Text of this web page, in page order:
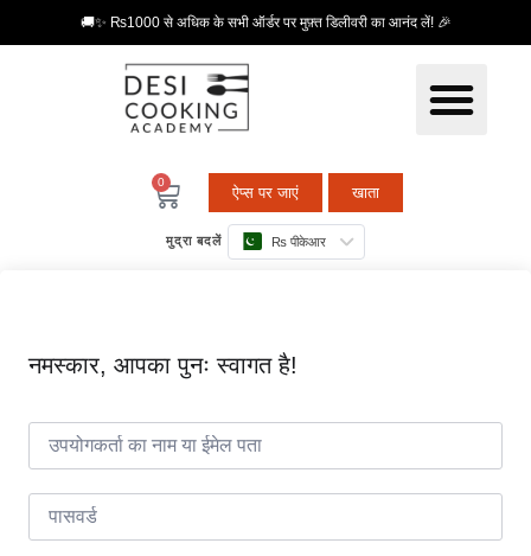
🚚✨ ₨1000 से अधिक के सभी ऑर्डर पर मुफ़्त डिलीवरी का आनंद लें! 🎉
0
ऐप्स पर जाएं खाता
मुद्रा बदलें ₨ पीकेआर
नमस्कार, आपका पुनः स्वागत है!